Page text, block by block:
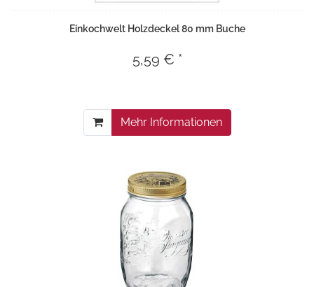
Einkochwelt Holzdeckel 80 mm Buche
5,59 € *
Mehr Informationen